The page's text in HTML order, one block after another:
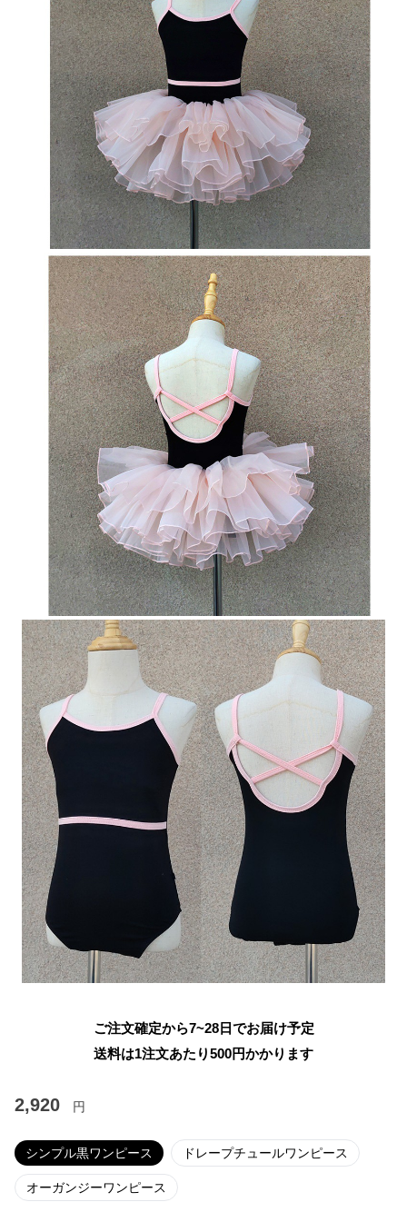
ご注文確定から7~28日でお届け予定
送料は1注文あたり500円かかります
2,920 円
シンプル黒ワンピース ドレープチュールワンピース
オーガンジーワンピース